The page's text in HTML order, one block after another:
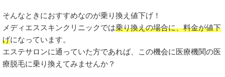
そんなときにおすすめなのが乗り換え値下げ！
メディエススキンクリニックでは乗り換えの場合に、料金が値下
げになっています。
エステサロンに通っていた方であれば、この機会に医療機関の医
療脱毛に乗り換えてみませんか？